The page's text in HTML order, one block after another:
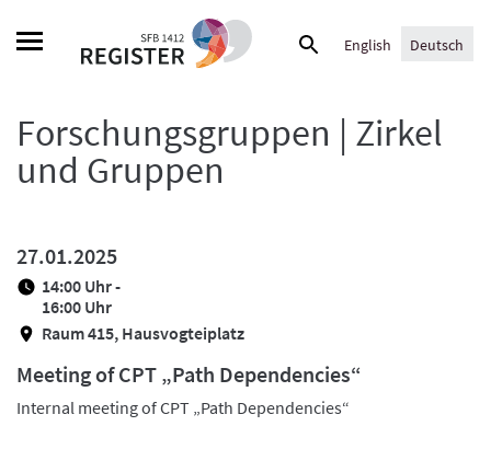
Suche
English Deutsch
Forschungsgruppen | Zirkel
und Gruppen
27.01.2025
14:00 Uhr -
16:00 Uhr
Raum 415, Hausvogteiplatz
Meeting of CPT „Path Dependencies“
Internal meeting of CPT „Path Dependencies“